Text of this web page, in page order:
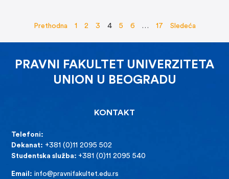
Prethodna 1 2 3 4 5 6 … 17 Sledeća
PRAVNI FAKULTET UNIVERZITETA
UNION U BEOGRADU
KONTAKT
Telefoni:
Dekanat: +381 (0)11 2095 502
Studentska služba: +381 (0)11 2095 540
Email: info@pravnifakultet.edu.rs